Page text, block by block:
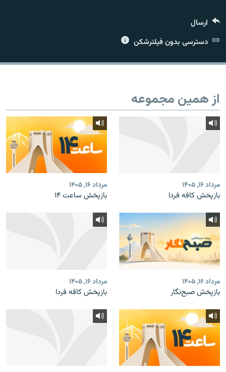
زبان‌های دیگر
ارسال
دسترسی بدون فیلترشکن
از همین مجموعه
مرداد ۱۶, ۱۴۰۵
بازپخش کافه فردا
مرداد ۱۶, ۱۴۰۵
بازپخش ساعت ۱۴
مرداد ۱۶, ۱۴۰۵
بازپخش صبح‌نگار
مرداد ۱۶, ۱۴۰۵
بازپخش کافه فردا